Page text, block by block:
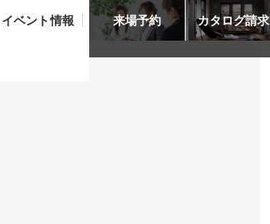
イベント情報 来場予約 カタログ請求